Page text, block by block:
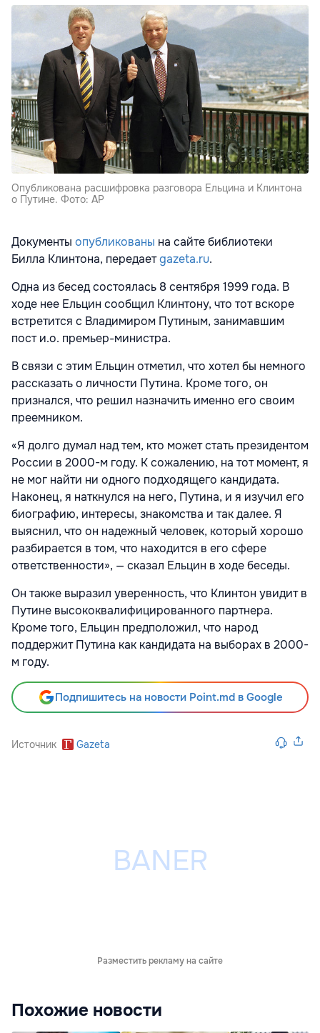
Опубликована расшифровка разговора Ельцина и Клинтона
о Путине. Фото: AP
Документы опубликованы на сайте библиотеки
Билла Клинтона, передаетgazeta.ru.
Одна из бесед состоялась 8 сентября 1999 года. В
ходе нее Ельцин сообщил Клинтону, что тот вскоре
встретится с Владимиром Путиным, занимавшим
пост и.о. премьер-министра.
В связи с этим Ельцин отметил, что хотел бы немного
рассказать о личности Путина. Кроме того, он
признался, что решил назначить именно его своим
преемником.
«Я долго думал над тем, кто может стать президентом
России в 2000-м году. К сожалению, на тот момент, я
не мог найти ни одного подходящего кандидата.
Наконец, я наткнулся на него, Путина, и я изучил его
биографию, интересы, знакомства и так далее. Я
выяснил, что он надежный человек, который хорошо
разбирается в том, что находится в его сфере
ответственности», — сказал Ельцин в ходе беседы.
Он также выразил уверенность, что Клинтон увидит в
Путине высококвалифицированного партнера.
Кроме того, Ельцин предположил, что народ
поддержит Путина как кандидата на выборах в 2000-
м году.
Подпишитесь на новости Point.md в Google
Источник Gazeta
Разместить рекламу на сайте
Похожие новости